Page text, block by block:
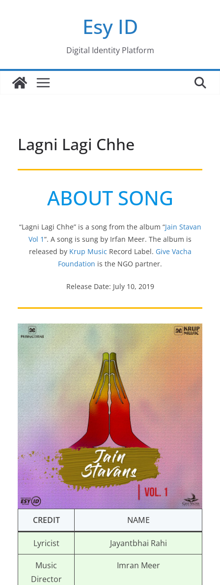
Esy ID
Digital Identity Platform
Lagni Lagi Chhe
ABOUT SONG
“Lagni Lagi Chhe” is a song from the album “Jain Stavan
Vol 1“. A song is sung by Irfan Meer. The album is
released by Krup Music Record Label. Give Vacha
Foundation is the NGO partner.
Release Date: July 10, 2019
CREDIT NAME
Lyricist Jayantbhai Rahi
Music
Director
Imran Meer